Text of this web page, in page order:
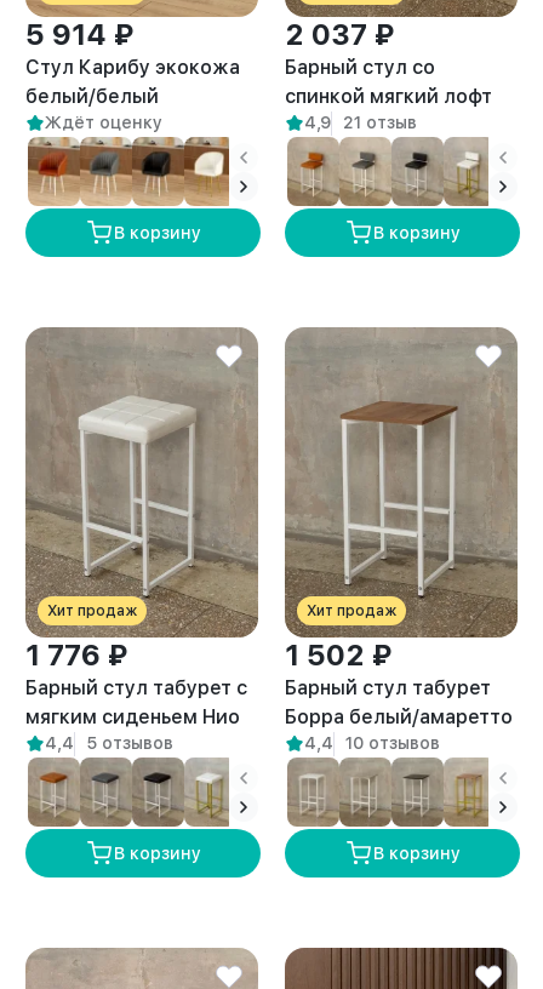
5 914 ₽
Стул Карибу экокожа
белый/белый
Ждёт оценку
В корзину
2 037 ₽
Барный стул со
спинкой мягкий лофт
Тоба белый/белый
4,9 21 отзыв
В корзину
Хит продаж
1 776 ₽
Барный стул табурет с
мягким сиденьем Нио
белый/белый
4,4 5 отзывов
В корзину
Хит продаж
1 502 ₽
Барный стул табурет
Борра белый/амаретто
4,4 10 отзывов
В корзину